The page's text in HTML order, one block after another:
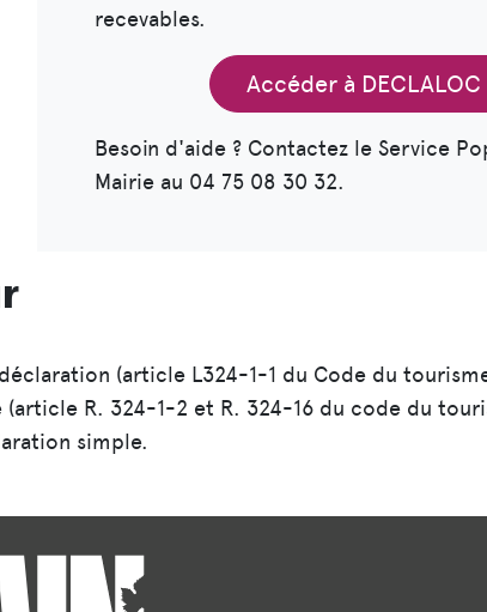
recevables.
Accéder à DECLALOC
Besoin d'aide ? Contactez le Service
Mairie au 04 75 08 30 32.
(article L324-1-1 du Code du
R. 324-1-2 et R. 324-16 du code du
simple.